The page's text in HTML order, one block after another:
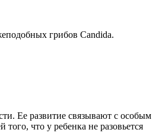
грибов Candida.
Ее развитие связывают с особым
что у ребенка не разовьется